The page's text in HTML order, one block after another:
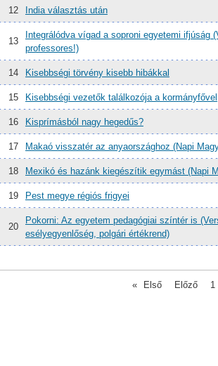
12 India választás után
13
Integrálódva vígad a soproni egyetemi ifjúság
professores!)
14 Kisebbségi törvény kisebb hibákkal
15 Kisebbségi vezetők találkozója a kormányfővel
16 Kisprímásból nagy hegedűs?
17 Makaó visszatér az anyaországhoz (Napi
18 Mexikó és hazánk kiegészítik egymást (Napi
19 Pest megye régiós frigyei
20
Pokorni: Az egyetem pedagógiai színtér is
esélyegyenlőség, polgári értékrend)
« Első Előző 1